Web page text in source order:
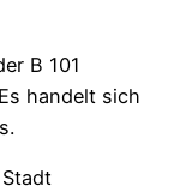
B 101
handelt sich